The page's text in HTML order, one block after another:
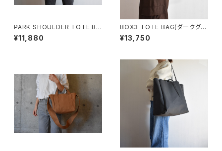
PARK SHOULDER TOTE BA
G (マットブラウン)
¥11,880
BOX3 TOTE BAG(ダークグレ
ー)
¥13,750